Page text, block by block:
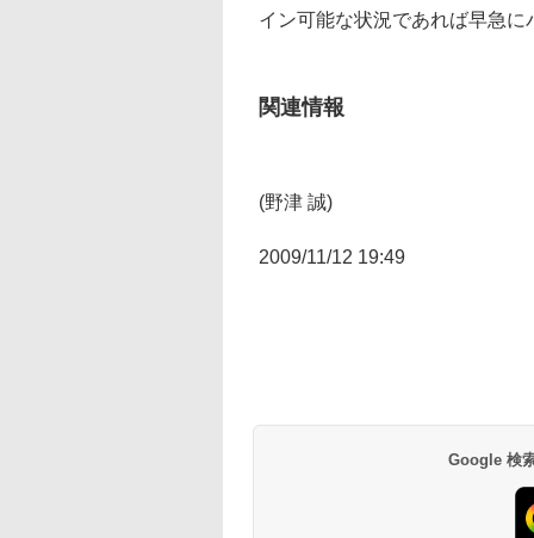
イン可能な状況であれば早急に
関連情報
(野津 誠)
2009/11/12 19:49
Google 検